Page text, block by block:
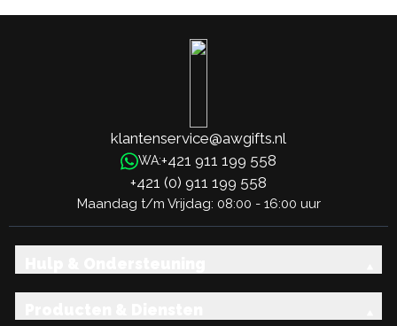
klantenservice@awgifts.nl
WA:+421 911 199 558
+421 (0) 911 199 558
Maandag t/m Vrijdag: 08:00 - 16:00 uur